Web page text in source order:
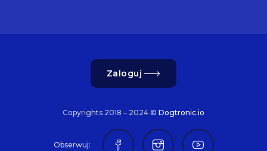
Zaloguj
Copyrights 2018 – 2024 © Dogtronic.io
Obserwuj: